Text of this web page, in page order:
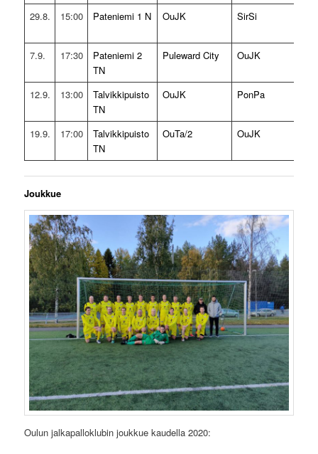
29.8.
15:00 Pateniemi 1 N OuJK SirSi
7.9.
17:30
Pateniemi 2
TN
Puleward City OuJK
12.9. 13:00
Talvikkipuisto
TN
OuJK PonPa
19.9.
17:00
Talvikkipuisto
TN
OuTa/2 OuJK
Joukkue
Oulun jalkapalloklubin joukkue kaudella 2020: